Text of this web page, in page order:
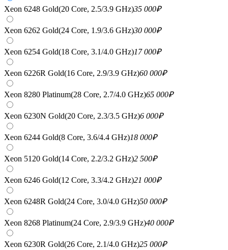
Xeon 6248 Gold(20 Core, 2.5/3.9 GHz)35 000₽
Xeon 6262 Gold(24 Core, 1.9/3.6 GHz)30 000₽
Xeon 6254 Gold(18 Core, 3.1/4.0 GHz)17 000₽
Xeon 6226R Gold(16 Core, 2.9/3.9 GHz)60 000₽
Xeon 8280 Platinum(28 Core, 2.7/4.0 GHz)65 000₽
Xeon 6230N Gold(20 Core, 2.3/3.5 GHz)6 000₽
Xeon 6244 Gold(8 Core, 3.6/4.4 GHz)18 000₽
Xeon 5120 Gold(14 Core, 2.2/3.2 GHz)2 500₽
Xeon 6246 Gold(12 Core, 3.3/4.2 GHz)21 000₽
Xeon 6248R Gold(24 Core, 3.0/4.0 GHz)50 000₽
Xeon 8268 Platinum(24 Core, 2.9/3.9 GHz)40 000₽
Xeon 6230R Gold(26 Core, 2.1/4.0 GHz)25 000₽